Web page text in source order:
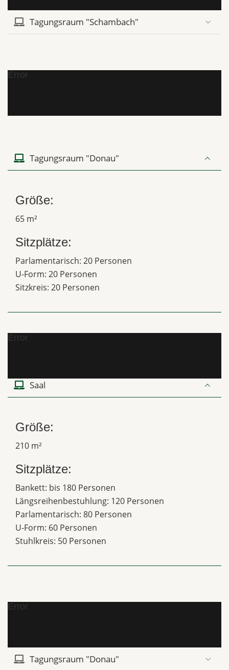
Tagungsraum "Schambach"
Error
Tagungsraum "Donau"
Größe:
65 m²
Sitzplätze:
Parlamentarisch: 20 Personen
U-Form: 20 Personen
Sitzkreis: 20 Personen
Error
Saal
Größe:
210 m²
Sitzplätze:
Bankett: bis 180 Personen
Längsreihenbestuhlung: 120 Personen
Parlamentarisch: 80 Personen
U-Form: 60 Personen
Stuhlkreis: 50 Personen
Error
Tagungsraum "Donau"